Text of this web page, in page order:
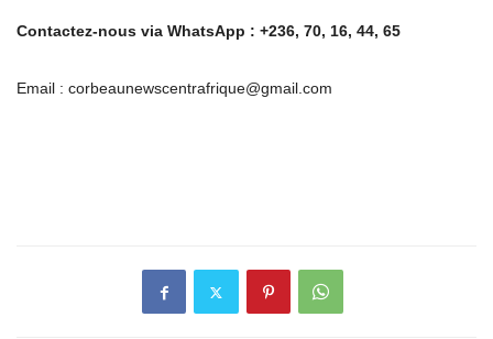
Contactez-nous via WhatsApp : +236, 70, 16, 44, 65
Email : corbeaunewscentrafrique@gmail.com